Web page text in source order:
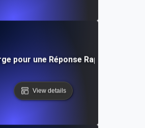
pour une Réponse Rapide aux
View details